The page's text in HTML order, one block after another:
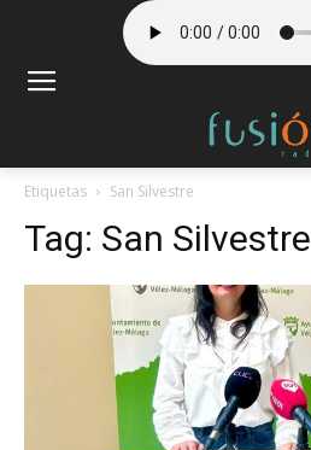
Etiquetas San Silvestre
Tag: San Silvestre